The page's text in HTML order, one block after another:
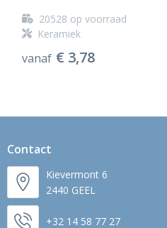
20528 op voorraad
Keramiek
vanaf € 3,78
Contact
Kievermont 6
2440 GEEL
+32 14 58 77 27